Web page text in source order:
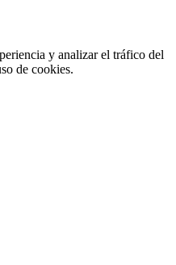
y analizar el tráfico del
de cookies.